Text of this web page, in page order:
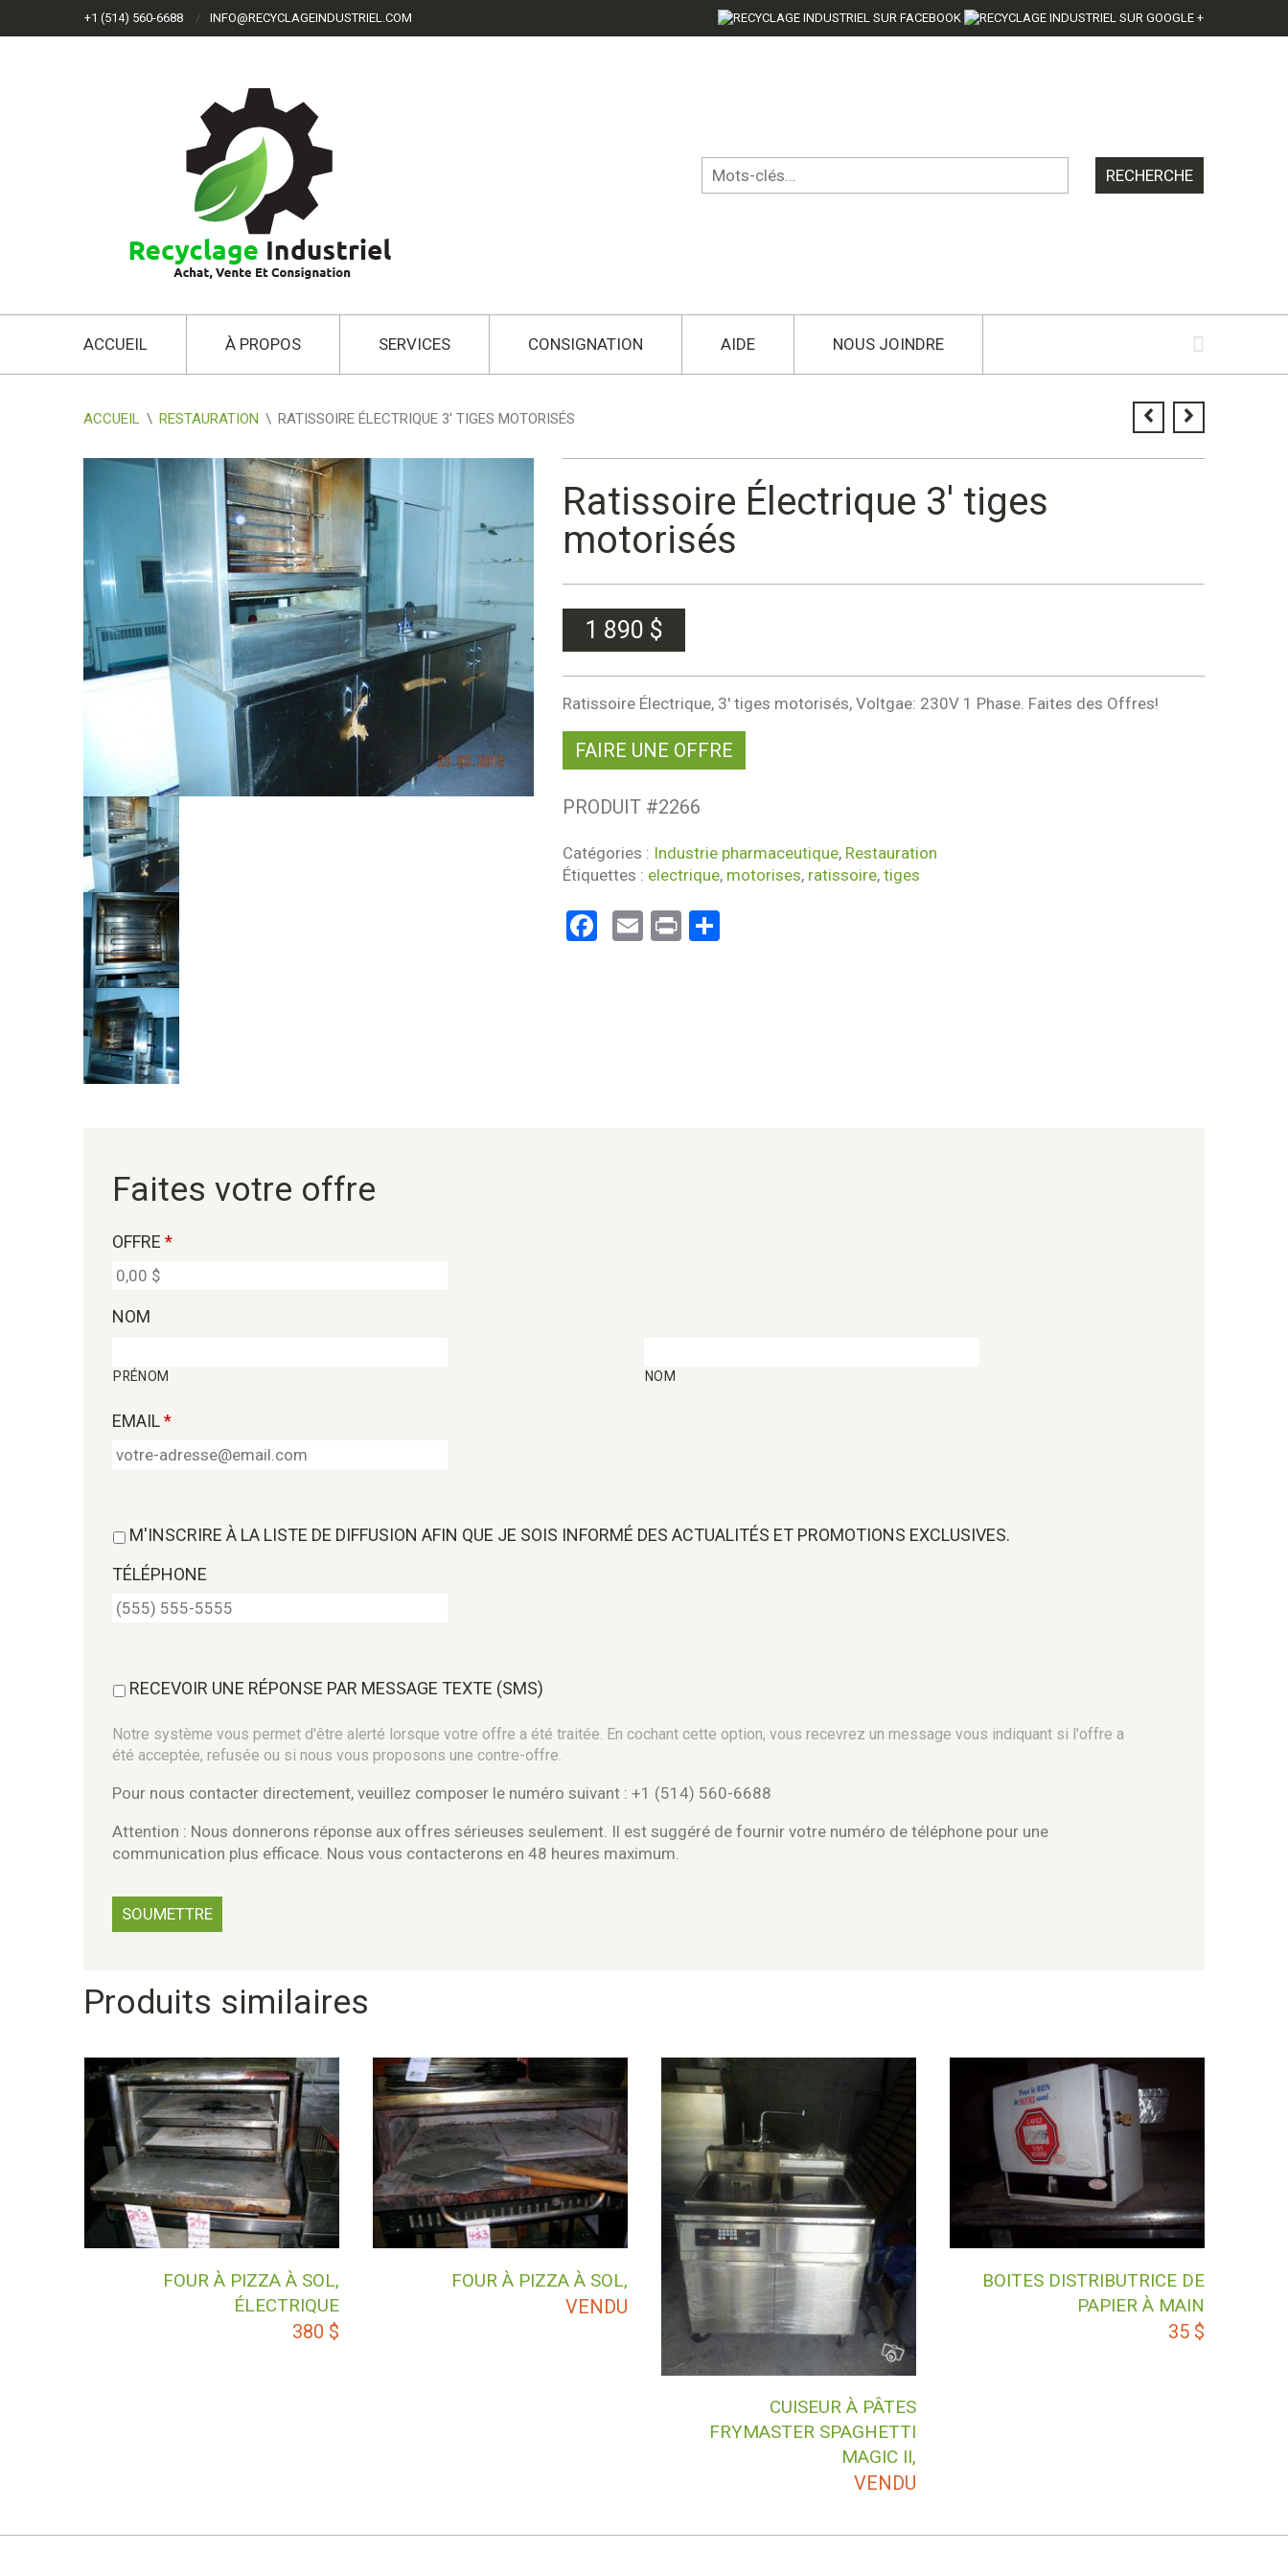
+1 (514) 560-6688 INFO@RECYCLAGEINDUSTRIEL.COM
ACCUEIL À PROPOS SERVICES CONSIGNATION AIDE NOUS JOINDRE
ACCUEIL \ RESTAURATION \ RATISSOIRE ÉLECTRIQUE 3′ TIGES MOTORISÉS
Ratissoire Électrique 3′ tiges
motorisés
1 890 $
Ratissoire Électrique, 3′ tiges motorisés, Voltgae: 230V 1 Phase. Faites des Offres!
FAIRE UNE OFFRE
PRODUIT #2266
Catégories : Industrie pharmaceutique, Restauration
Étiquettes : electrique, motorises, ratissoire, tiges
Facebook
Email
PrintPartager
Faites votre offre
OFFRE *
NOM
PRÉNOM NOM
EMAIL*
M'INSCRIRE À LA LISTE DE DIFFUSION AFIN QUE JE SOIS INFORMÉ DES ACTUALITÉS ET PROMOTIONS EXCLUSIVES.
TÉLÉPHONE
RECEVOIR UNE RÉPONSE PAR MESSAGE TEXTE (SMS)
Notre système vous permet d'être alerté lorsque votre offre a été traitée. En cochant cette option, vous recevrez un message vous indiquant si l'offre a
été acceptée, refusée ou si nous vous proposons une contre-offre.
Pour nous contacter directement, veuillez composer le numéro suivant : +1 (514) 560-6688
Attention : Nous donnerons réponse aux offres sérieuses seulement. Il est suggéré de fournir votre numéro de téléphone pour une
communication plus efficace. Nous vous contacterons en 48 heures maximum.
Produits similaires
FOUR À PIZZA À SOL,
ÉLECTRIQUE
380 $
FOUR À PIZZA À SOL,
VENDU
CUISEUR À PÂTES
FRYMASTER SPAGHETTI
MAGIC II,
VENDU
BOITES DISTRIBUTRICE DE
PAPIER À MAIN
35 $